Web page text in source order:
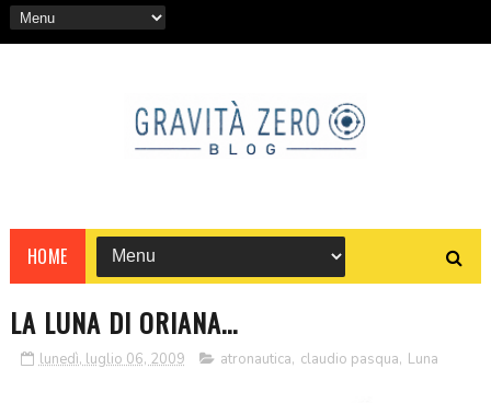
HOME
LA LUNA DI ORIANA...
lunedì, luglio 06, 2009 atronautica, claudio pasqua, Luna